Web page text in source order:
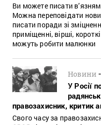
Ви можете писати
Можна переповідати
писати поради зі
приміщенні, вірші,
можуть робити малюнки
Новини -
У Росії
правозахисник, критик
Свого часу за